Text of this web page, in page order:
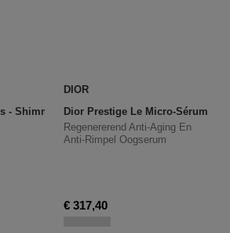
- Shimmering Oil
DIOR
Regenererend Anti-Aging En
Anti-Rimpel Oogserum
€ 317,40